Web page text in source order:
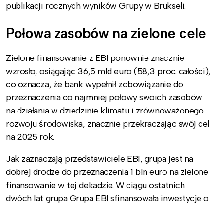
publikacji rocznych wyników Grupy w Brukseli.
Połowa zasobów na zielone cele
Zielone finansowanie z EBI ponownie znacznie
wzrosło, osiągając 36,5 mld euro (58,3 proc. całości),
co oznacza, że bank wypełnił zobowiązanie do
przeznaczenia co najmniej połowy swoich zasobów
na działania w dziedzinie klimatu i zrównoważonego
rozwoju środowiska, znacznie przekraczając swój cel
na 2025 rok.
Jak zaznaczają przedstawiciele EBI, grupa jest na
dobrej drodze do przeznaczenia 1 bln euro na zielone
finansowanie w tej dekadzie. W ciągu ostatnich
dwóch lat grupa Grupa EBI sfinansowała inwestycje o